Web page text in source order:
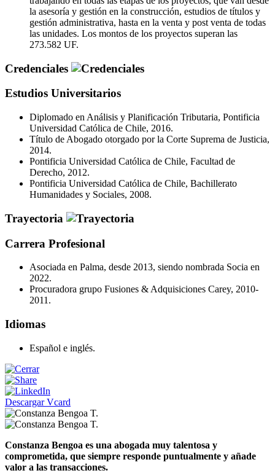
la asesoría y gestión en la construcción, estudios de títulos y
gestión administrativa, hasta en la venta y post venta de todas
las unidades. Los montos de los proyectos superan las
273.582 UF.
Credenciales
Estudios Universitarios
Diplomado en Análisis y Planificación Tributaria, Pontificia
Universidad Católica de Chile, 2016.
Título de Abogado otorgado por la Corte Suprema de Justicia,
2014.
Pontificia Universidad Católica de Chile, Facultad de
Derecho, 2012.
Pontificia Universidad Católica de Chile, Bachillerato
Humanidades y Sociales, 2008.
Trayectoria
Carrera Profesional
Asociada en Palma, desde 2013, siendo nombrada Socia en
2022.
Procuradora grupo Fusiones & Adquisiciones Carey, 2010-
2011.
Idiomas
Español e inglés.
Descargar Vcard
Constanza Bengoa es una abogada muy talentosa y
comprometida, que siempre responde puntualmente y añade
valor a las transacciones.